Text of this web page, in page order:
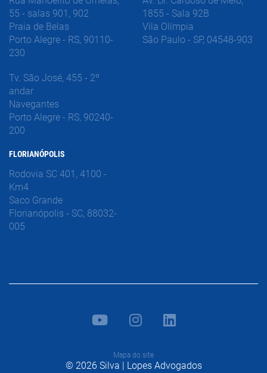
55 - salas 901, 902
Praia de Belas
Porto Alegre - RS, 90110-
230
Tv. São José, 455 - 2º
andar
Navegantes
Porto Alegre - RS, 90240-
200
FLORIANÓPOLIS
Rodovia SC 401, 4100 -
Km4
Saco Grande
Florianópolis - SC, 88032-
005
1855 - Sala 92B
Vila Olímpia
São Paulo - SP, 04548-903
Mapa do site
© 2026 Silva | Lopes Advogados